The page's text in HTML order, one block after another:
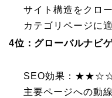
サイト構造をクロ
カテゴリページに
4位：グローバルナビ
SEO効果：
主要ページへの動